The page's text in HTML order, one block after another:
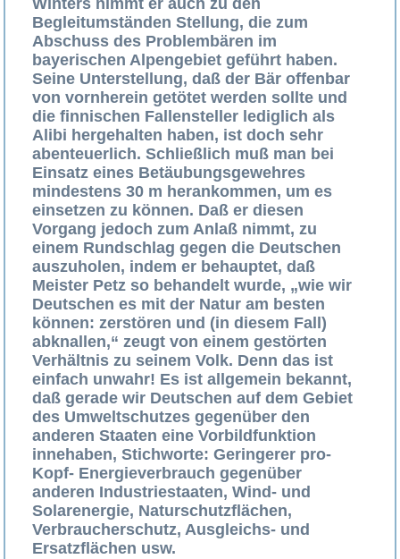
Winters nimmt er auch zu den
Begleitumständen Stellung, die zum
Abschuss des Problembären im
bayerischen Alpengebiet geführt haben.
Seine Unterstellung, daß der Bär offenbar
von vornherein getötet werden sollte und
die finnischen Fallensteller lediglich als
Alibi hergehalten haben, ist doch sehr
abenteuerlich. Schließlich muß man bei
Einsatz eines Betäubungsgewehres
mindestens 30 m herankommen, um es
einsetzen zu können. Daß er diesen
Vorgang jedoch zum Anlaß nimmt, zu
einem Rundschlag gegen die Deutschen
auszuholen, indem er behauptet, daß
Meister Petz so behandelt wurde, „wie wir
Deutschen es mit der Natur am besten
können: zerstören und (in diesem Fall)
abknallen,“ zeugt von einem gestörten
Verhältnis zu seinem Volk. Denn das ist
einfach unwahr! Es ist allgemein bekannt,
daß gerade wir Deutschen auf dem Gebiet
des Umweltschutzes gegenüber den
anderen Staaten eine Vorbildfunktion
innehaben, Stichworte: Geringerer pro-
Kopf- Energieverbrauch gegenüber
anderen Industriestaaten, Wind- und
Solarenergie, Naturschutzflächen,
Verbraucherschutz, Ausgleichs- und
Ersatzflächen usw.